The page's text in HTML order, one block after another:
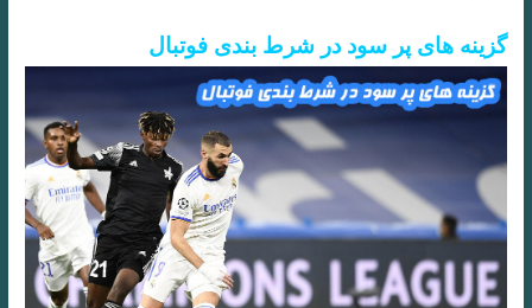
گزینه های پر سود در شرط بندی فوتبال